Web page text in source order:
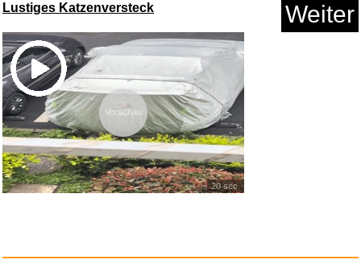
Anzeige
Lustiges Katzenversteck Weiter
Vorschau
20 sec.